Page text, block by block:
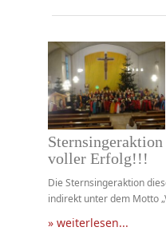
voller Erfolg!!!
Die Sternsingeraktion
indirekt unter dem Motto
» weiterlesen...